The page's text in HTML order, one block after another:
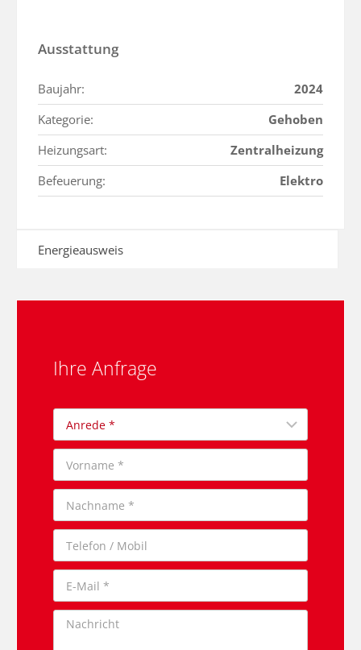
Ausstattung
Baujahr:
2024
Kategorie:
Gehoben
Heizungsart:
Zentralheizung
Befeuerung:
Elektro
Energieausweis
Ihre Anfrage